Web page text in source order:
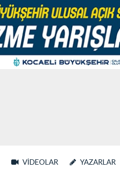
VIDEOLAR YAZARLAR